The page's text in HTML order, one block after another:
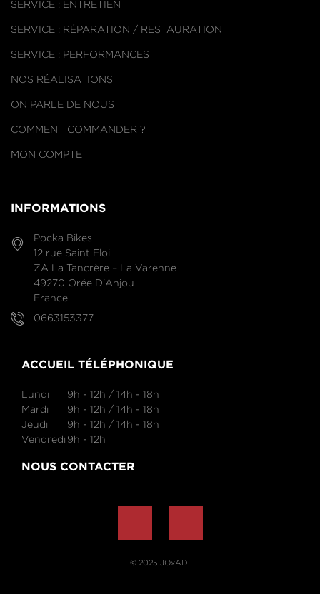
SERVICE : ENTRETIEN
SERVICE : RÉPARATION / RESTAURATION
SERVICE : PERFORMANCES
NOS RÉALISATIONS
ON PARLE DE NOUS
COMMENT COMMANDER ?
MON COMPTE
INFORMATIONS
Pocka Bikes
12 rue Saint Eloi
ZA La Tancrère – La Varenne
49270 Orée D'Anjou
France
0663153377
ACCUEIL TÉLÉPHONIQUE
Lundi
9h - 12h / 14h - 18h
Mardi
9h - 12h / 14h - 18h
Jeudi
9h - 12h / 14h - 18h
Vendredi 9h - 12h
NOUS CONTACTER
© 2025 JOxAD .